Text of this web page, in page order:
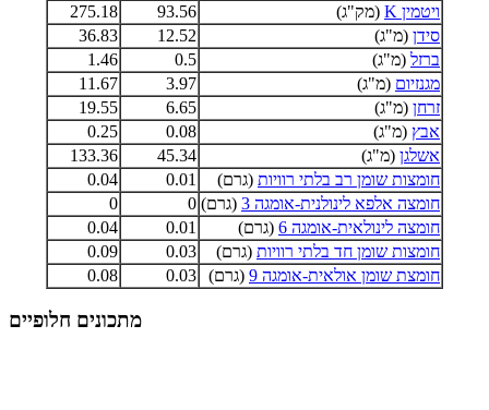
ויטמין K
(מק"ג) 93.56
275.18
סידן (מ"ג) 12.52
36.83
ברזל (מ"ג) 0.5
1.46
מגנזיום (מ"ג) 3.97
11.67
זרחן (מ"ג) 6.65
19.55
אבץ (מ"ג) 0.08
0.25
אשלגן (מ"ג) 45.34
133.36
חומצות שומן רב בלתי רוויות (גרם) 0.01
0.04
חומצה אלפא לינולנית-אומגה 3
(גרם) 0
0
חומצה לינולאית-אומגה 6
(גרם) 0.01
0.04
חומצות שומן חד בלתי רוויות (גרם) 0.03
0.09
חומצת שומן אולאית-אומגה 9
(גרם) 0.03
0.08
מתכונים חלופיים